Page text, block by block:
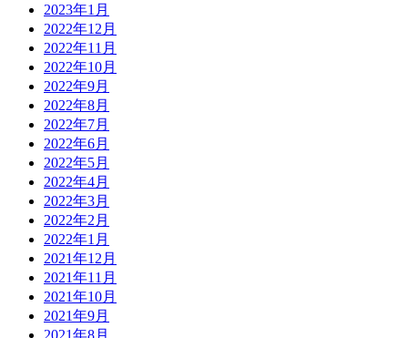
2023年1月
2022年12月
2022年11月
2022年10月
2022年9月
2022年8月
2022年7月
2022年6月
2022年5月
2022年4月
2022年3月
2022年2月
2022年1月
2021年12月
2021年11月
2021年10月
2021年9月
2021年8月